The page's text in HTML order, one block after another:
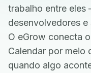
trabalho entre
desenvolvedores
O eGrow conecta
Calendar por meio
quando algo